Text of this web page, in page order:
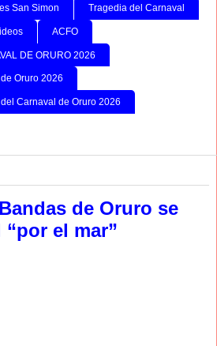
San Simon Tragedia del Carnaval
ACFO
DE ORURO 2026
Oruro 2026
Carnaval de Oruro 2026
de Oruro se
el mar”